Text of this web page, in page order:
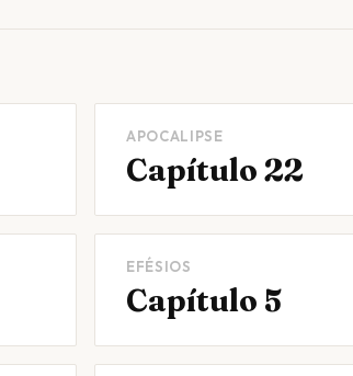
APOCALIPSE
Capítulo 22
EFÉSIOS
Capítulo 5